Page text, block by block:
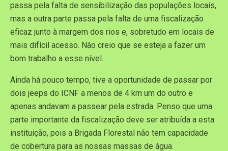
passa pela falta de sensibilização das populações locais,
mas a outra parte passa pela falta de uma fiscalização
eficaz junto à margem dos rios e, sobretudo em locais de
mais difícil acesso. Não creio que se esteja a fazer um
bom trabalho a esse nível.
Ainda há pouco tempo, tive a oportunidade de passar por
dois jeeps do ICNF a menos de 4 km um do outro e
apenas andavam a passear pela estrada. Penso que uma
parte importante da fiscalização deve ser atribuída a esta
instituição, pois a Brigada Florestal não tem capacidade
de cobertura para as nossas massas de água.